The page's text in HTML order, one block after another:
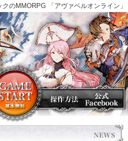
クのMMORPG 「アヴァベルオンラ